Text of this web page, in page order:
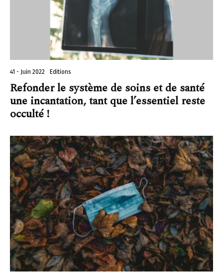
41 - Juin 2022 Editions
Refonder le système de soins et de santé
une incantation, tant que l’essentiel reste
occulté !